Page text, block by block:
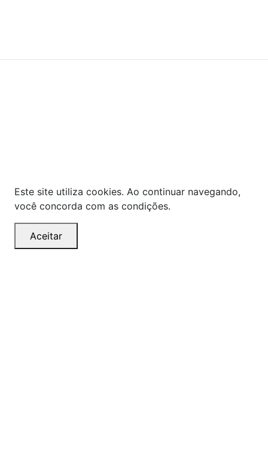
Este site utiliza cookies. Ao continuar navegando,
você concorda com as condições.
Aceitar